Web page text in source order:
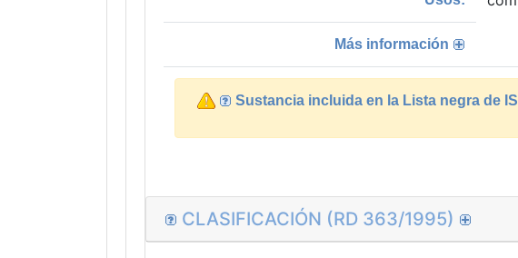
Más información
Sustancia incluida en la Lista negra de
CLASIFICACIÓN (RD 363/1995)